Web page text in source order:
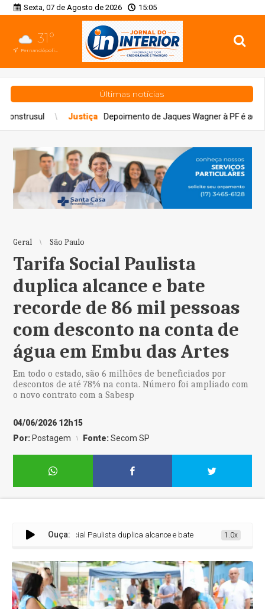
Sexta, 07 de Agosto de 2026 15:05
31°
Fernandópolis, SP
Últimas notícias
Depoimento de Jaques Wagner à PF é adiado a pedido da defesa
Geral São Paulo
Tarifa Social Paulista
duplica alcance e bate
recorde de 86 mil pessoas
com desconto na conta de
água em Embu das Artes
Em todo o estado, são 6 milhões de beneficiados por
descontos de até 78% na conta. Número foi ampliado com
o novo contrato com a Sabesp
04/06/2026 12h15
Por: Postagem Fonte:Secom SP
Ouça:
Tarifa Social Paulista duplica alcance e bate recorde de 86 mil pessoas
1.0x